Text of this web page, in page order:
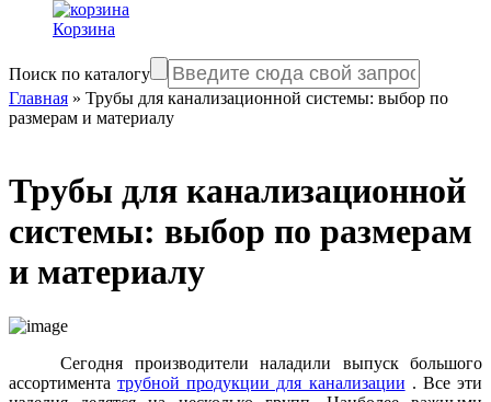
Корзина
Поиск по каталогу
Главная » Трубы для канализационной системы: выбор по
размерам и материалу
Трубы для канализационной
системы: выбор по размерам
и материалу
Сегодня производители наладили выпуск большого
ассортиментатрубной продукции для канализации . Все эти